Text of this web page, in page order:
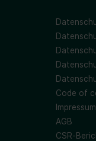
Code of
Impressum
AGB
CSR-